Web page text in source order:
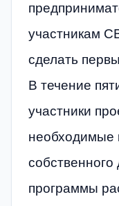
участникам
сделать
В течение
участники
необходимые
программы